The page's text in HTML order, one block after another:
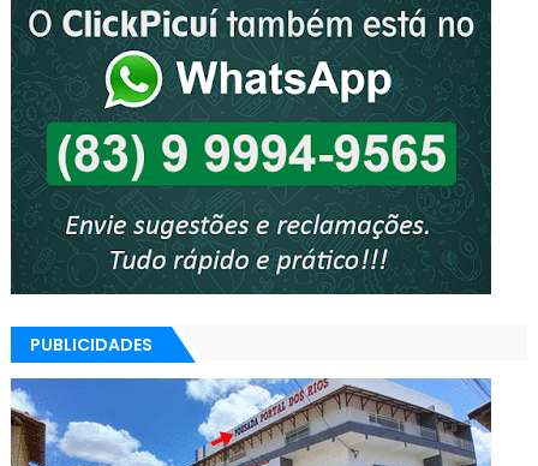
PUBLICIDADES